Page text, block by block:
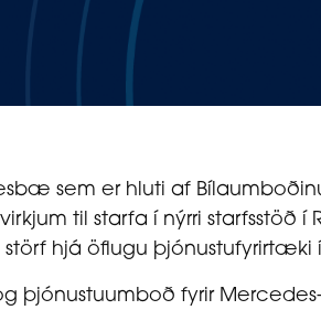
sem er hluti af
til starfa í nýrri starfsstöð í
hjá öflugu þjónustufyrirtæki
þjónustuumboð fyrir